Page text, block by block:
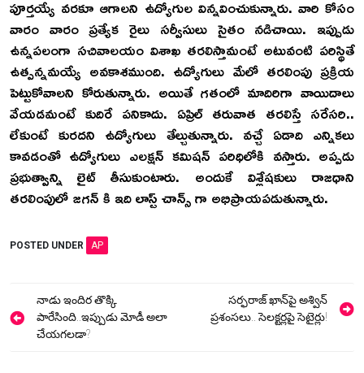
పూర్తయ్యే వరకూ ఆగాలని ఉద్యోగుల విన్నవించుకున్నారు. వారి కోసం
వారం వారం ప్రత్యేక రైలు సర్వీసులు సైతం నడిచాయి. ఇప్పుడు
ఉన్నపలంగా సచివాలయం విశాఖ తరలిస్తామంటే అటువంటి పరిస్థితే
ఉత్పన్నమయ్యే అవకాశముంది. ఉద్యోగులు మేలో తరలింపు ప్రక్రియ
పెట్టుకోవాలని కోరుతున్నారు. అయితే గతంలో మాదిరిగా వాయిదాలు
వేయడమంటే కుదిరే పనికాదు. ఏప్రిల్ తరువాత తరలిస్తే సరేసరి..
లేకుంటే కురదని ఉద్యోగులు తేల్చుతున్నారు. వచ్చే ఏడాది ఎన్నికలు
కావడంతో ఉద్యోగులు ఎలక్షన్ కమిషన్ పరిధిలోకి వస్తారు. అప్పడు
ప్రభుత్వాన్ని లైట్ తీసుకుంటారు. అందుకే విశ్లేషకులు రాజధాని
తరలింపులో జగన్ కి ఇది లాస్ట్ చాన్స్ గా అభిప్రాయపడుతున్నారు.
POSTED UNDER AP
Post
navigation
నాడు ఇందిర తొక్కి
పారేసింది..ఇప్పుడు మోడీ అలా
చేయగలడా?
సర్ఫరాజ్‌ ఖాన్‌పై అశ్విన్
ప్రశంసలు.. సెలక్టర్లపై సెటైర్లు!